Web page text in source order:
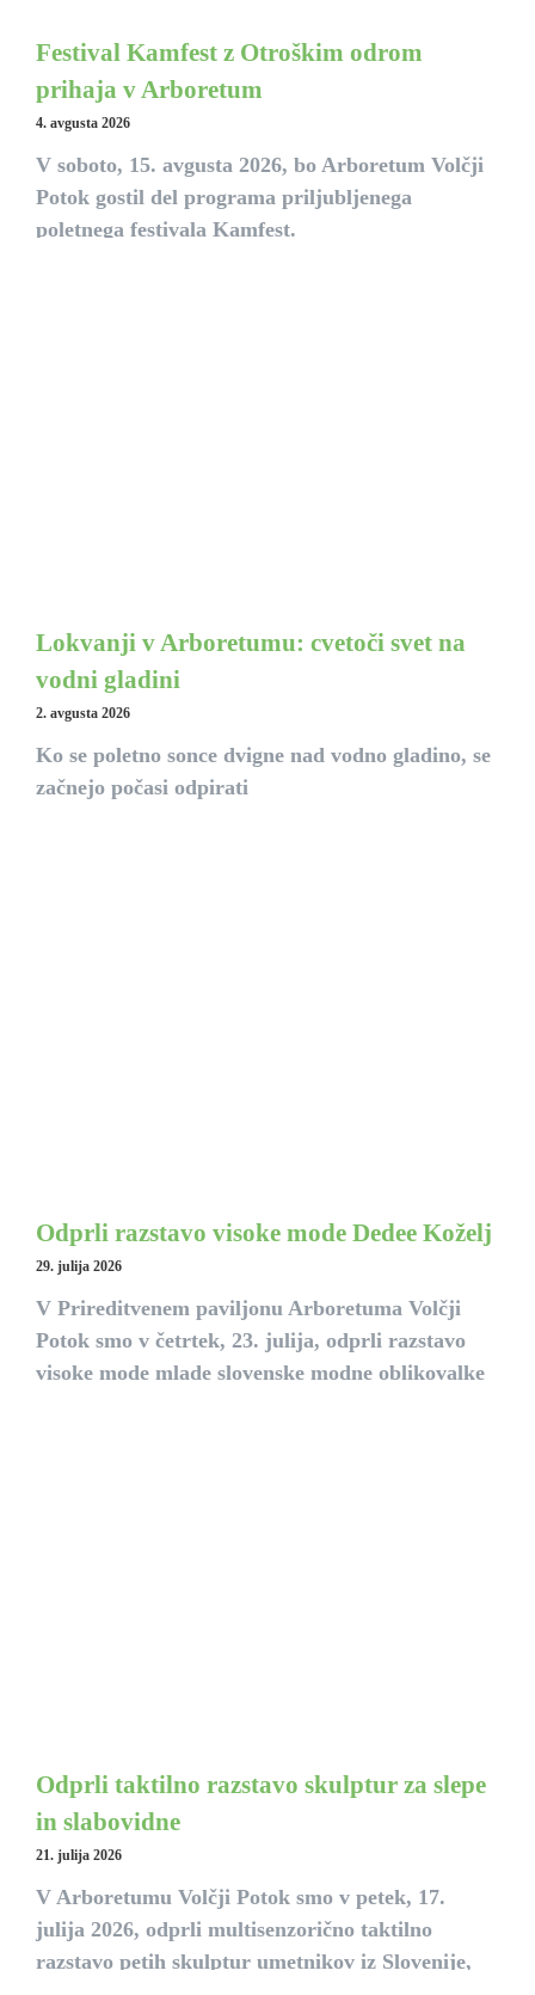
Festival Kamfest z Otroškim odrom
prihaja v Arboretum
4. avgusta 2026
V soboto, 15. avgusta 2026, bo Arboretum Volčji
Potok gostil del programa priljubljenega
poletnega festivala Kamfest.
Lokvanji v Arboretumu: cvetoči svet na
vodni gladini
2. avgusta 2026
Ko se poletno sonce dvigne nad vodno gladino, se
začnejo počasi odpirati
Odprli razstavo visoke mode Dedee Koželj
29. julija 2026
V Prireditvenem paviljonu Arboretuma Volčji
Potok smo v četrtek, 23. julija, odprli razstavo
visoke mode mlade slovenske modne oblikovalke
Odprli taktilno razstavo skulptur za slepe
in slabovidne
21. julija 2026
V Arboretumu Volčji Potok smo v petek, 17.
julija 2026, odprli multisenzorično taktilno
razstavo petih skulptur umetnikov iz Slovenije,